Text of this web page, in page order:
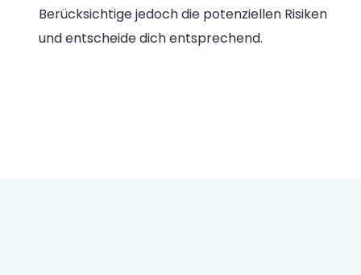
Berücksichtige jedoch die potenziellen Risiken
und entscheide dich entsprechend.